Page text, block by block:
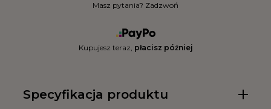
Masz pytania? Zadzwoń
Kupujesz teraz, płacisz później
Specyfikacja produktu